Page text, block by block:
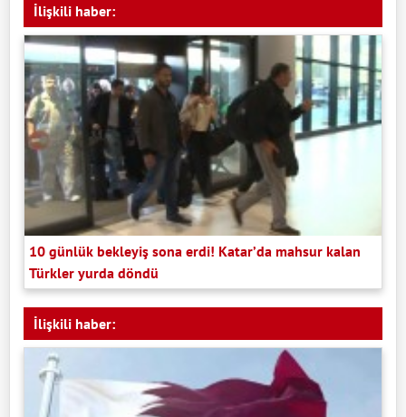
İlişkili haber:
10 günlük bekleyiş sona erdi! Katar’da mahsur kalan
Türkler yurda döndü
İlişkili haber: